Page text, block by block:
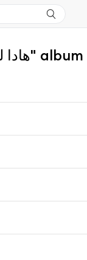
More from "هادا ليل" album